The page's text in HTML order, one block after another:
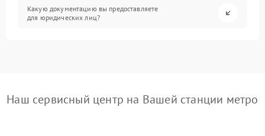
Какую документацию вы предоставляете
для юридических лиц?
Наш сервисный центр на Вашей станции метро